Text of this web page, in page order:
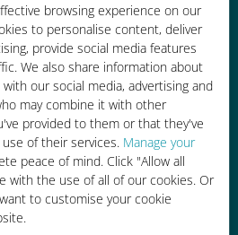
browsing experience on our
to personalise content, deliver
provide social media features
We also share information about
our social media, advertising and
may combine it with other
provided to them or that they've
of their services. Manage your
peace of mind. Click "Allow all
with the use of all of our cookies. Or
to customise your cookie
benefício
barato do que as
roaming de sua
atual